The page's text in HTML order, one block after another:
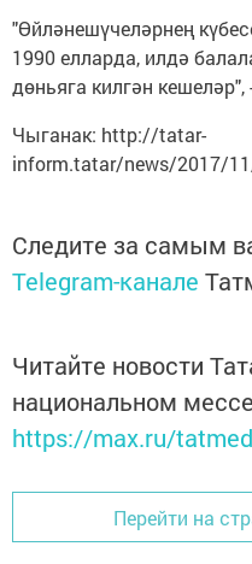
"Өйләнешүчеләрнең
1990 елларда, илдә
дөньяга килгән кешеләр",
Чыганак: http://tatar-
inform.tatar/news/2017/
Следите за самым
Telegram-канале
Читайте новости
национальном
https://max.ru/
Перейти на